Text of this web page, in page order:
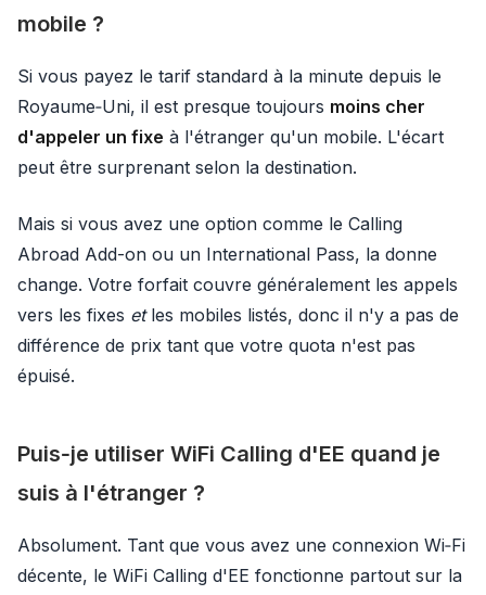
mobile ?
Si vous payez le tarif standard à la minute depuis le
Royaume‑Uni, il est presque toujours moins cher
d'appeler un fixe à l'étranger qu'un mobile. L'écart
peut être surprenant selon la destination.
Mais si vous avez une option comme le Calling
Abroad Add-on ou un International Pass, la donne
change. Votre forfait couvre généralement les appels
vers les fixes etles mobiles listés, donc il n'y a pas de
différence de prix tant que votre quota n'est pas
épuisé.
Puis‑je utiliser WiFi Calling d'EE quand je
suis à l'étranger ?
Absolument. Tant que vous avez une connexion Wi‑Fi
décente, le WiFi Calling d'EE fonctionne partout sur la